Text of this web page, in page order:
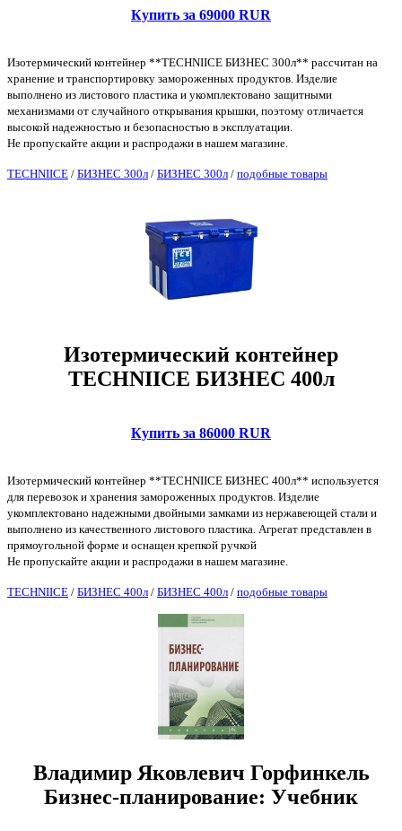
Купить за 69000 RUR
Изотермический контейнер **TECHNIICE БИЗНЕС 300л** рассчитан на
хранение и транспортировку замороженных продуктов. Изделие
выполнено из листового пластика и укомплектовано защитными
механизмами от случайного открывания крышки, поэтому отличается
высокой надежностью и безопасностью в эксплуатации.
Не пропускайте акции и распродажи в нашем магазине.
TECHNIICE / БИЗНЕС 300л / БИЗНЕС 300л / подобные товары
Изотермический контейнер
TECHNIICE БИЗНЕС 400л
Купить за 86000 RUR
Изотермический контейнер **TECHNIICE БИЗНЕС 400л** используется
для перевозок и хранения замороженных продуктов. Изделие
укомплектовано надежными двойными замками из нержавеющей стали и
выполнено из качественного листового пластика. Агрегат представлен в
прямоугольной форме и оснащен крепкой ручкой
Не пропускайте акции и распродажи в нашем магазине.
TECHNIICE / БИЗНЕС 400л / БИЗНЕС 400л / подобные товары
Владимир Яковлевич Горфинкель
Бизнес-планирование: Учебник